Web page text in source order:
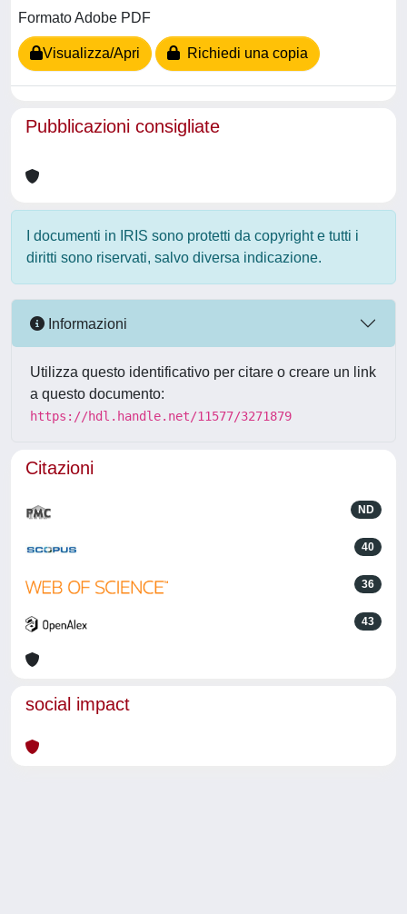
Formato Adobe PDF
Visualizza/Apri Richiedi una copia
Pubblicazioni consigliate
I documenti in IRIS sono protetti da copyright e tutti i
diritti sono riservati, salvo diversa indicazione.
Informazioni
Utilizza questo identificativo per citare o creare un link
a questo documento:
https://hdl.handle.net/11577/3271879
Citazioni
ND
40
36
43
social impact